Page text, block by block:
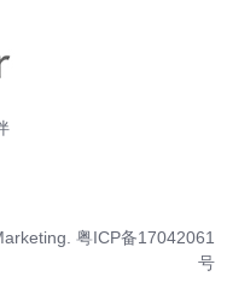
粤ICP备17042061
号